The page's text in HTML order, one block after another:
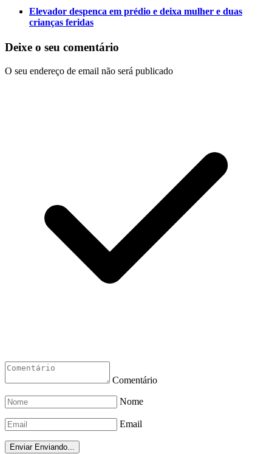
Elevador despenca em prédio e deixa mulher e duas
crianças feridas
Deixe o seu comentário
O seu endereço de email não será publicado
Comentário
Nome
Email
Enviar Enviando...